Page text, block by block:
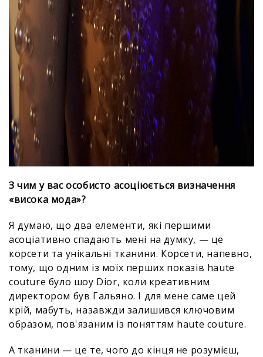
З чим у вас особисто асоціюється визначення
«висока мода»?
Я думаю, що два елементи, які першими
асоціативно спадають мені на думку, — це
корсети та унікальні тканини. Корсети, напевно,
тому, що одним із моїх перших показів haute
couture було шоу Dior, коли креативним
директором був Гальяно. І для мене саме цей
крій, мабуть, назавжди залишився ключовим
образом, пов'язаним із поняттям haute couture.
А тканини — це те, чого до кінця не розумієш,